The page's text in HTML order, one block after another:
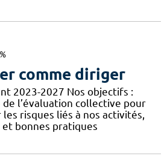
comme diriger
2023-2027 Nos objectifs :
l’évaluation collective pour
risques liés à nos activités,
bonnes pratiques